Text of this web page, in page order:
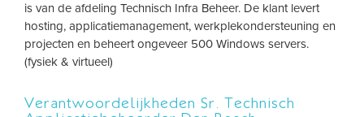
is van de afdeling Technisch Infra Beheer. De klant levert
hosting, applicatiemanagement, werkplekondersteuning en
projecten en beheert ongeveer 500 Windows servers.
(fysiek & virtueel)
Verantwoordelijkheden Sr. Technisch